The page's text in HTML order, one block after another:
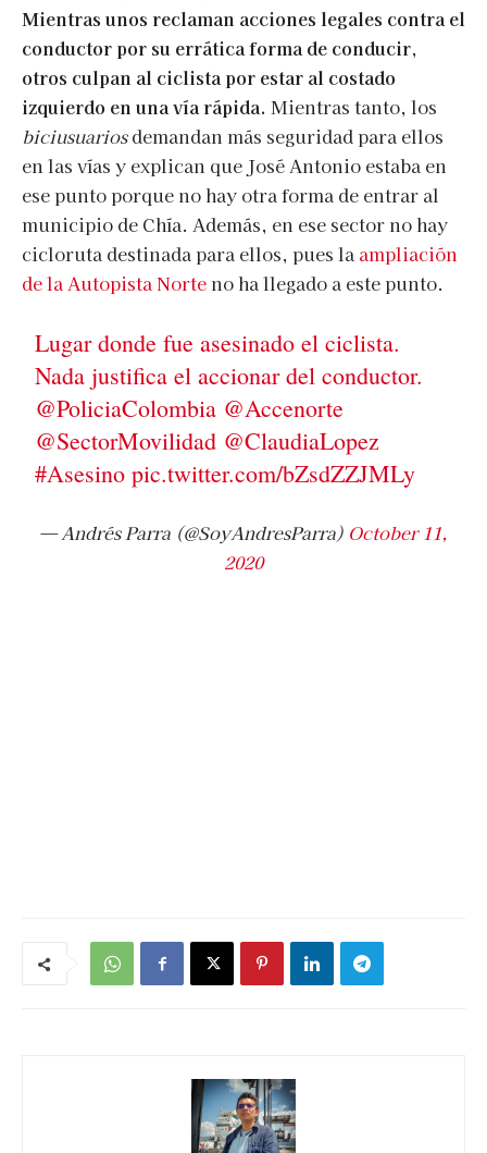
Mientras unos reclaman acciones legales contra el
conductor por su errática forma de conducir,
otros culpan al ciclista por estar al costado
izquierdo en una vía rápida. Mientras tanto, los
biciusuariosdemandan más seguridad para ellos
en las vías y explican que José Antonio estaba en
ese punto porque no hay otra forma de entrar al
municipio de Chía. Además, en ese sector no hay
cicloruta destinada para ellos, pues la ampliación
de la Autopista Norteno ha llegado a este punto.
Lugar donde fue asesinado el ciclista.
Nada justifica el accionar del conductor.
@PoliciaColombia @Accenorte
@SectorMovilidad @ClaudiaLopez
#Asesino pic.twitter.com/bZsdZZJMLy
— Andrés Parra (@SoyAndresParra) October 11,
2020